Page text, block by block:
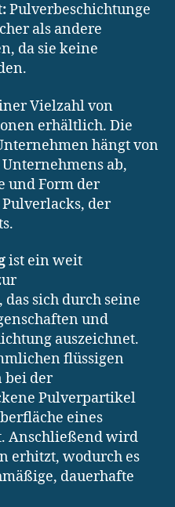
Pulverbeschichtunge
als andere
da sie keine
Vielzahl von
erhältlich. Die
hängt von
ab,
und Form der
der
ist ein weit
sich durch seine
und
auszeichnet.
flüssigen
bei der
Pulverpartikel
eines
Anschließend wird
erhitzt, wodurch es
dauerhafte